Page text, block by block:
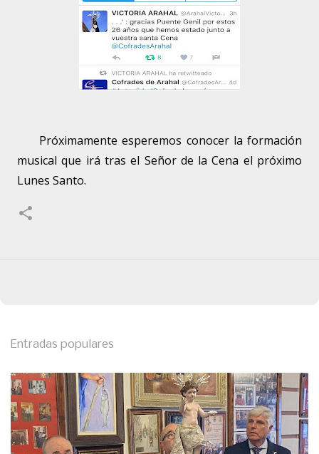
Próximamente esperemos conocer la formación
musical que irá tras el Señor de la Cena el próximo
Lunes Santo.
Entradas populares